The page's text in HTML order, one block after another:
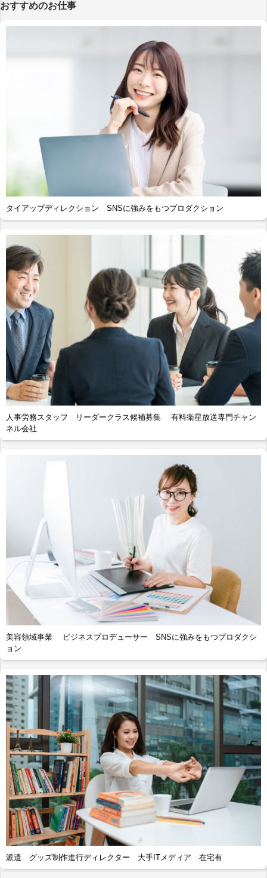
おすすめのお仕事
タイアップディレクション SNSに強みをもつプロダクション
人事労務スタッフ リーダークラス候補募集 有料衛星放送専門チャン
ネル会社
美容領域事業 ビジネスプロデューサー SNSに強みをもつプロダクシ
ョン
派遣 グッズ制作進行ディレクター 大手ITメディア 在宅有